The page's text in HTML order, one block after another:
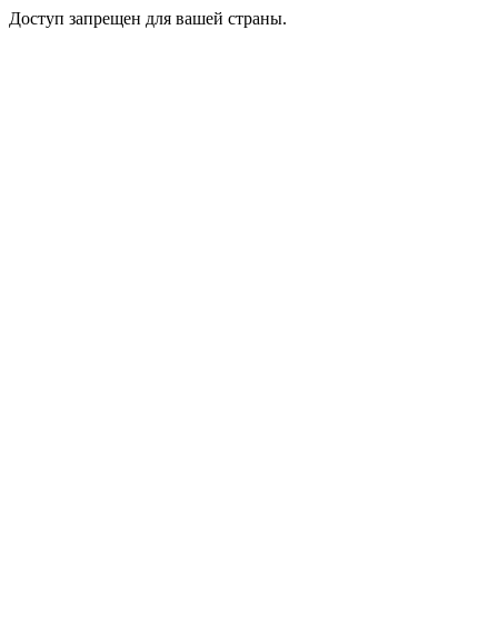
Доступ запрещен для вашей страны.